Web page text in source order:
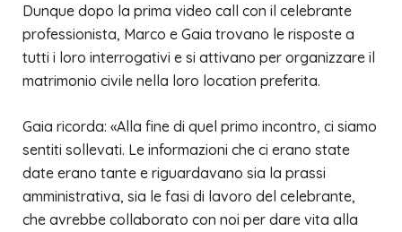
Dunque dopo la prima video call con il celebrante
professionista, Marco e Gaia trovano le risposte a
tutti i loro interrogativi e si attivano per organizzare il
matrimonio civile nella loro location preferita.
Gaia ricorda: «Alla fine di quel primo incontro, ci siamo
sentiti sollevati. Le informazioni che ci erano state
date erano tante e riguardavano sia la prassi
amministrativa, sia le fasi di lavoro del celebrante,
che avrebbe collaborato con noi per dare vita alla